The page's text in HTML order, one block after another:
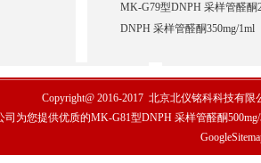
MK-G79型DNPH 采样管醛酮
DNPH 采样管醛酮350mg/1ml
Copyright@ 2016-2017 北京北仪铭科科技有限
为您提供优质的MK-G81型DNPH 采样管醛酮